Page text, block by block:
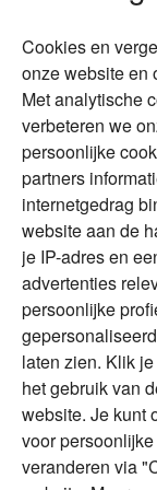
Duurzaam
Tweede huis
buitenland
DGA
Erfenis
Alles
Over ABN
Cookies en
onze website en
Met analytische
verbeteren we
persoonlijke
partners
internetgedrag
website aan de
je IP-adres en
advertenties
persoonlijke
laten zien. Klik
het gebruik van
website. Je kunt
voor
veranderen via